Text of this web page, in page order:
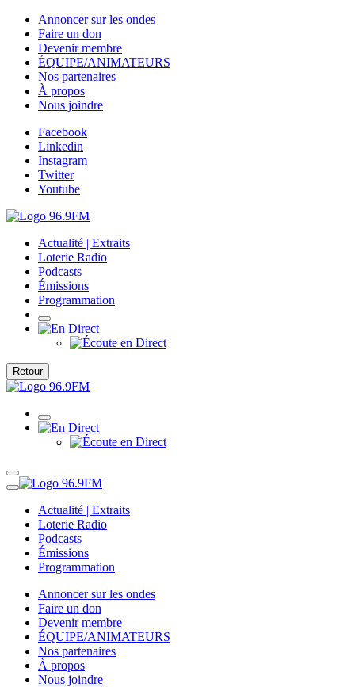
Annoncer sur les ondes
Faire un don
Devenir membre
ÉQUIPE/ANIMATEURS
Nos partenaires
À propos
Nous joindre
Facebook
Linkedin
Instagram
Twitter
Youtube
Actualité | Extraits
Loterie Radio
Podcasts
Émissions
Programmation
Retour
Actualité | Extraits
Loterie Radio
Podcasts
Émissions
Programmation
Annoncer sur les ondes
Faire un don
Devenir membre
ÉQUIPE/ANIMATEURS
Nos partenaires
À propos
Nous joindre